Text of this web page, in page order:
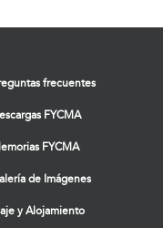
frecuentes
FYCMA
FYCMA
de Imágenes
y Alojamiento